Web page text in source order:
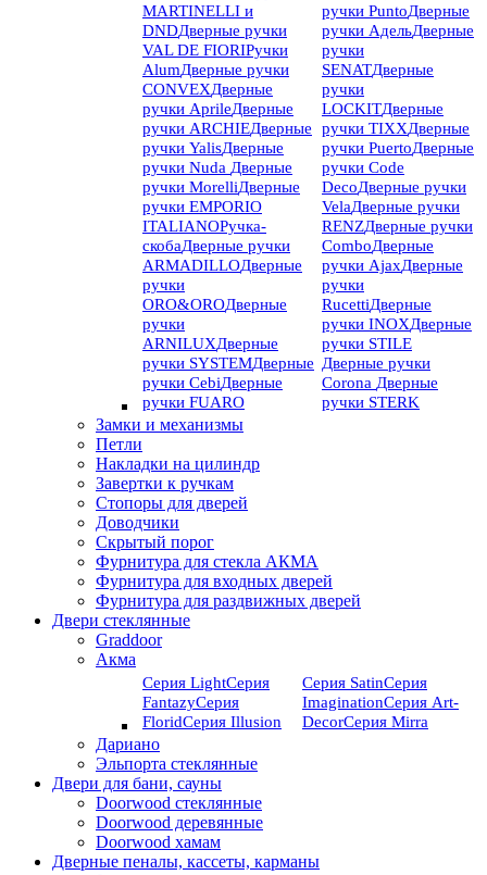
MARTINELLI и
DNDДверные ручки
VAL DE FIORIРучки
AlumДверные ручки
CONVEXДверные
ручки AprileДверные
ручки ARCHIEДверные
ручки YalisДверные
ручки Nuda Дверные
ручки MorelliДверные
ручки EMPORIO
ITALIANOРучка-
скобаДверные ручки
ARMADILLOДверные
ручки
ORO&OROДверные
ручки
ARNILUXДверные
ручки SYSTEMДверные
ручки CebiДверные
ручки FUARO
ручки PuntoДверные
ручки АдельДверные
ручки
SENATДверные
ручки
LOCKITДверные
ручки TIXXДверные
ручки PuertoДверные
ручки Code
DecoДверные ручки
VelaДверные ручки
RENZДверные ручки
ComboДверные
ручки AjaxДверные
ручки
RucettiДверные
ручки INOXДверные
ручки STILE
Дверные ручки
Corona Дверные
ручки STERK
Замки и механизмы
Петли
Накладки на цилиндр
Завертки к ручкам
Стопоры для дверей
Доводчики
Скрытый порог
Фурнитура для стекла АКМА
Фурнитура для входных дверей
Фурнитура для раздвижных дверей
Двери стеклянные
Graddoor
Акма
Серия LightСерия
FantazyСерия
FloridСерия Illusion
Серия SatinСерия
ImaginationСерия Art-
DeсorСерия Mirra
Дариано
Эльпорта стеклянные
Двери для бани, сауны
Doorwood стеклянные
Doorwood деревянные
Doorwood хамам
Дверные пеналы, кассеты, карманы